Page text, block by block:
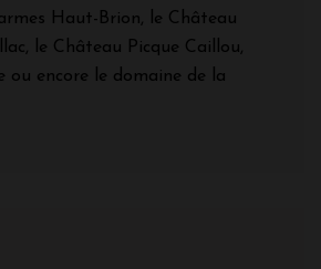
Haut-Brion, le Château
le Château Picque Caillou,
ou encore le domaine de la